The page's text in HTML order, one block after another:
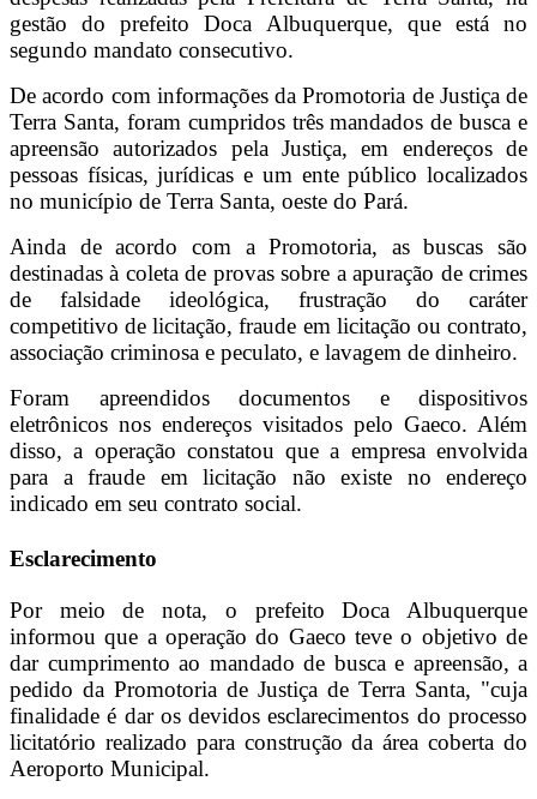
gestão do prefeito Doca Albuquerque, que está no
segundo mandato consecutivo.
De acordo com informações da Promotoria de Justiça de
Terra Santa, foram cumpridos três mandados de busca e
apreensão autorizados pela Justiça, em endereços de
pessoas físicas, jurídicas e um ente público localizados
no município de Terra Santa, oeste do Pará.
Ainda de acordo com a Promotoria, as buscas são
destinadas à coleta de provas sobre a apuração de crimes
de falsidade ideológica, frustração do caráter
competitivo de licitação, fraude em licitação ou contrato,
associação criminosa e peculato, e lavagem de dinheiro.
Foram apreendidos documentos e dispositivos
eletrônicos nos endereços visitados pelo Gaeco. Além
disso, a operação constatou que a empresa envolvida
para a fraude em licitação não existe no endereço
indicado em seu contrato social.
Esclarecimento
Por meio de nota, o prefeito Doca Albuquerque
informou que a operação do Gaeco teve o objetivo de
dar cumprimento ao mandado de busca e apreensão, a
pedido da Promotoria de Justiça de Terra Santa, "cuja
finalidade é dar os devidos esclarecimentos do processo
licitatório realizado para construção da área coberta do
Aeroporto Municipal.